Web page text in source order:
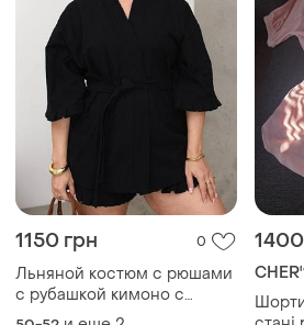
1150 грн 0
Льняной костюм с рюшами
с рубашкой кимоно с
поясом со свободными
шортами
50-52 и еще
и